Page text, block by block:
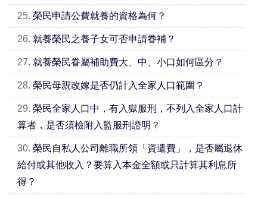
25. 榮民申請公費就養的資格為何？
26. 就養榮民之養子女可否申請眷補？
27. 就養榮民眷屬補助費大、中、小口如何區分？
28. 榮民母親改嫁是否仍計入全家人口範圍？
29. 榮民全家人口中，有入獄服刑，不列入全家人口計
算者，是否須檢附入監服刑證明？
30. 榮民自私人公司離職所領「資遣費」，是否屬退休
給付或其他收入？要算入本金全額或只計算其利息所
得？